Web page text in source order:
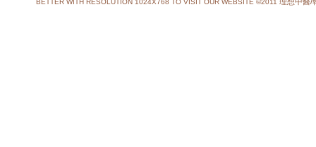
BETTER WITH RESOLUTION 1024X768 TO VISIT OUR WEBSITE ©2011